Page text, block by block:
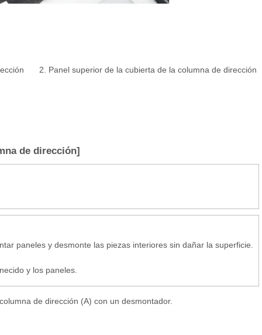
2. Panel superior de la cubierta de la columna de dirección
de dirección]
paneles y desmonte las piezas interiores sin dañar la superficie.
y los paneles.
de dirección (A) con un desmontador.